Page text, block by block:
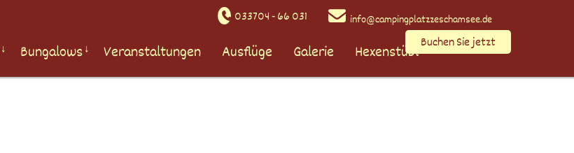
033704 - 66 031 info@campingplatzzeschamsee.de
Bungalows Veranstaltungen Ausflüge Galerie HexenstüblBuchen Sie jetzt